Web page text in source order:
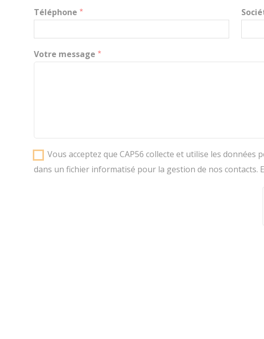
Téléphone
Votre message
Vous acceptez que CAP56 collecte et utilise les
dans un fichier informatisé pour la gestion de nos contacts.